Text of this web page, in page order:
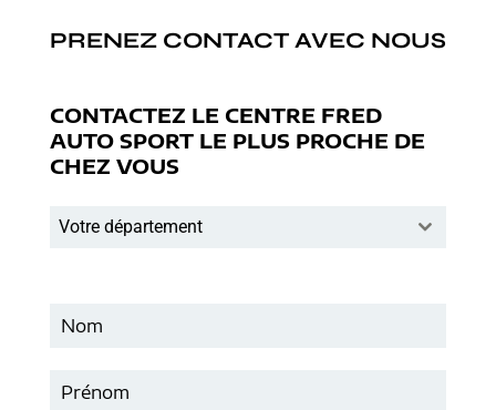
PRENEZ CONTACT AVEC NOUS
CONTACTEZ LE CENTRE FRED
AUTO SPORT LE PLUS PROCHE DE
CHEZ VOUS
Votre département